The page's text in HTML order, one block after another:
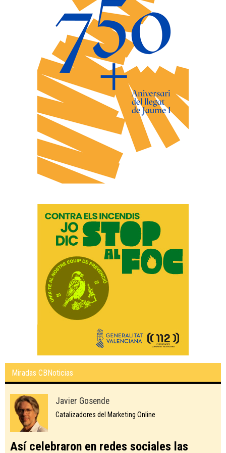
Miradas CBNoticias
Javier Gosende
Catalizadores del Marketing Online
Así celebraron en redes sociales las